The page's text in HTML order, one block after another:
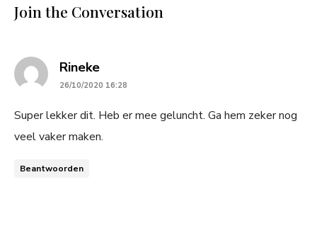
Join the Conversation
Rinekesays:
26/10/2020 16:28
Super lekker dit. Heb er mee geluncht. Ga hem zeker nog
veel vaker maken.
Beantwoorden